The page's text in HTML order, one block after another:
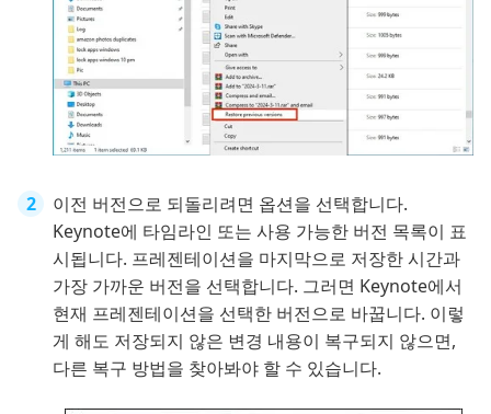
이전 버전으로 되돌리려면 옵션을 선택합니다.
Keynote에 타임라인 또는 사용 가능한 버전 목록이 표
시됩니다. 프레젠테이션을 마지막으로 저장한 시간과
가장 가까운 버전을 선택합니다. 그러면 Keynote에서
현재 프레젠테이션을 선택한 버전으로 바꿉니다. 이렇
게 해도 저장되지 않은 변경 내용이 복구되지 않으면,
다른 복구 방법을 찾아봐야 할 수 있습니다.